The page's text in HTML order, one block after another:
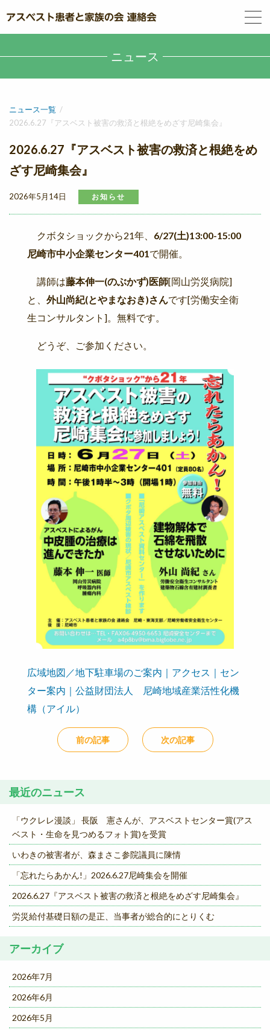
ニュース
ニュース一覧
2026.6.27『アスベスト被害の救済と根絶をめざす尼崎集会』
2026.6.27『アスベスト被害の救済と根絶をめ
ざす尼崎集会』
2026年5月14日 お知らせ
クボタショックから21年、 6/27(土)13:00-15:00
尼崎市中小企業センター401で開催。
講師は藤本伸一(のぶかず)医師[岡山労災病院]
と、 外山尚紀(とやまなおき)さんです[労働安全衛
生コンサルタント]。無料です。
どうぞ、ご参加ください。
広域地図／地下駐車場のご案内｜アクセス｜セン
ター案内｜公益財団法人 尼崎地域産業活性化機
構（アイル）
前の記事 次の記事
最近のニュース
「ウクレレ漫談」 長阪 憲さんが、アスベストセンター賞(アス
ベスト・生命を見つめるフォト賞)を受賞
いわきの被害者が、森まさこ参院議員に陳情
「忘れたらあかん!」2026.6.27尼崎集会を開催
2026.6.27『アスベスト被害の救済と根絶をめざす尼崎集会』
労災給付基礎日額の是正、当事者が総合的にとりくむ
アーカイブ
2026年7月
2026年6月
2026年5月